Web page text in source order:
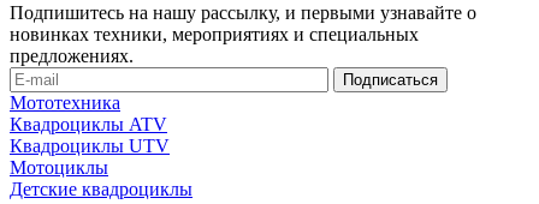
Подпишитесь на нашу рассылку, и первыми узнавайте о
новинках техники, мероприятиях и специальных
предложениях.
Мототехника
Квадроциклы ATV
Квадроциклы UTV
Мотоциклы
Детские квадроциклы